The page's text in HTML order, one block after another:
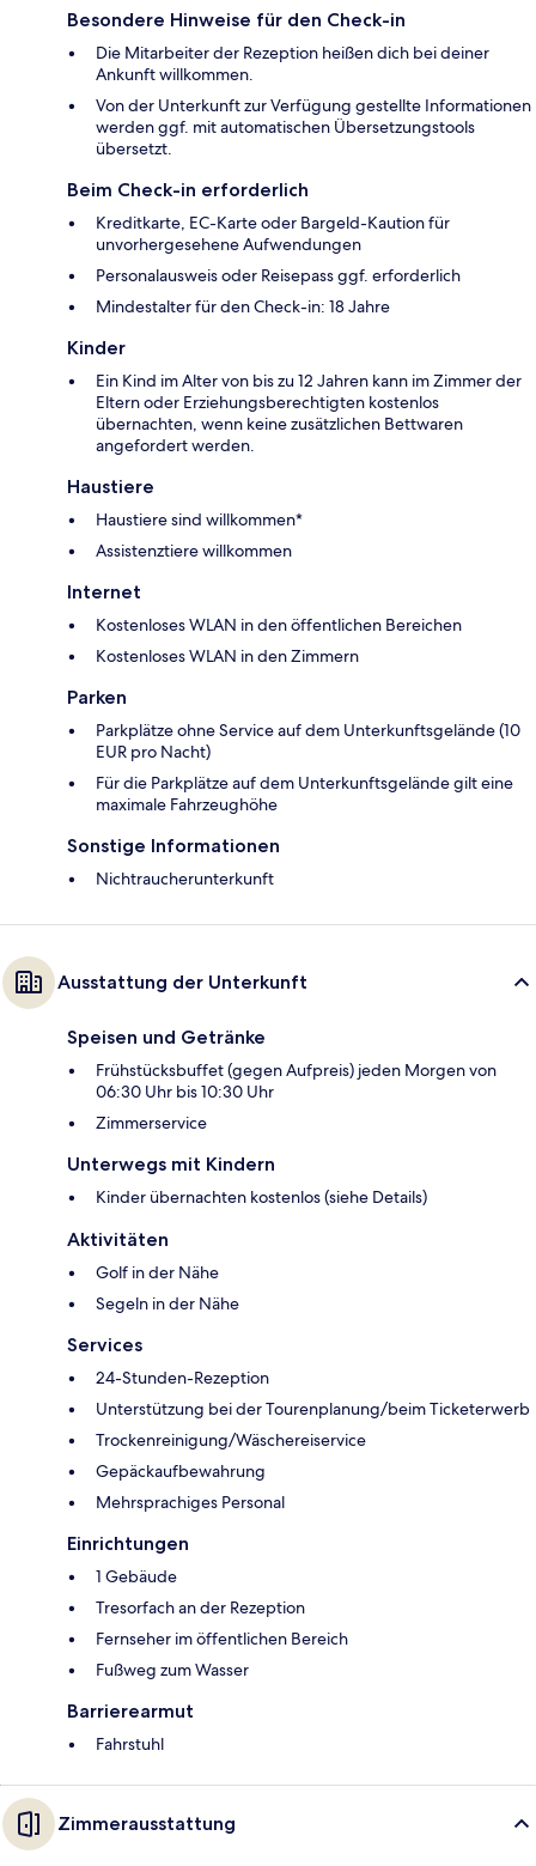
Besondere Hinweise für den Check-in
Die Mitarbeiter der Rezeption heißen dich bei deiner
Ankunft willkommen.
Von der Unterkunft zur Verfügung gestellte Informationen
werden ggf. mit automatischen Übersetzungstools
übersetzt.
Beim Check-in erforderlich
Kreditkarte, EC-Karte oder Bargeld-Kaution für
unvorhergesehene Aufwendungen
Personalausweis oder Reisepass ggf. erforderlich
Mindestalter für den Check-in: 18 Jahre
Kinder
Ein Kind im Alter von bis zu 12 Jahren kann im Zimmer der
Eltern oder Erziehungsberechtigten kostenlos
übernachten, wenn keine zusätzlichen Bettwaren
angefordert werden.
Haustiere
Haustiere sind willkommen*
Assistenztiere willkommen
Internet
Kostenloses WLAN in den öffentlichen Bereichen
Kostenloses WLAN in den Zimmern
Parken
Parkplätze ohne Service auf dem Unterkunftsgelände (10
EUR pro Nacht)
Für die Parkplätze auf dem Unterkunftsgelände gilt eine
maximale Fahrzeughöhe
Sonstige Informationen
Nichtraucherunterkunft
Ausstattung der Unterkunft
Speisen und Getränke
Frühstücksbuffet (gegen Aufpreis) jeden Morgen von
06:30 Uhr bis 10:30 Uhr
Zimmerservice
Unterwegs mit Kindern
Kinder übernachten kostenlos (siehe Details)
Aktivitäten
Golf in der Nähe
Segeln in der Nähe
Services
24-Stunden-Rezeption
Unterstützung bei der Tourenplanung/beim Ticketerwerb
Trockenreinigung/Wäschereiservice
Gepäckaufbewahrung
Mehrsprachiges Personal
Einrichtungen
1 Gebäude
Tresorfach an der Rezeption
Fernseher im öffentlichen Bereich
Fußweg zum Wasser
Barrierearmut
Fahrstuhl
Zimmerausstattung